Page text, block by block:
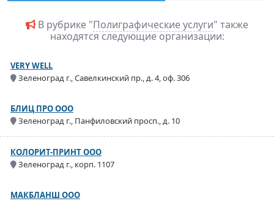
В рубрике "Полиграфические услуги" также
находятся следующие организации:
VERY WELL
Зеленоград г., Савелкинский пр., д. 4, оф. 306
БЛИЦ ПРО ООО
Зеленоград г., Панфиловский просп., д. 10
КОЛОРИТ-ПРИНТ ООО
Зеленоград г., корп. 1107
МАКБЛАНШ ООО